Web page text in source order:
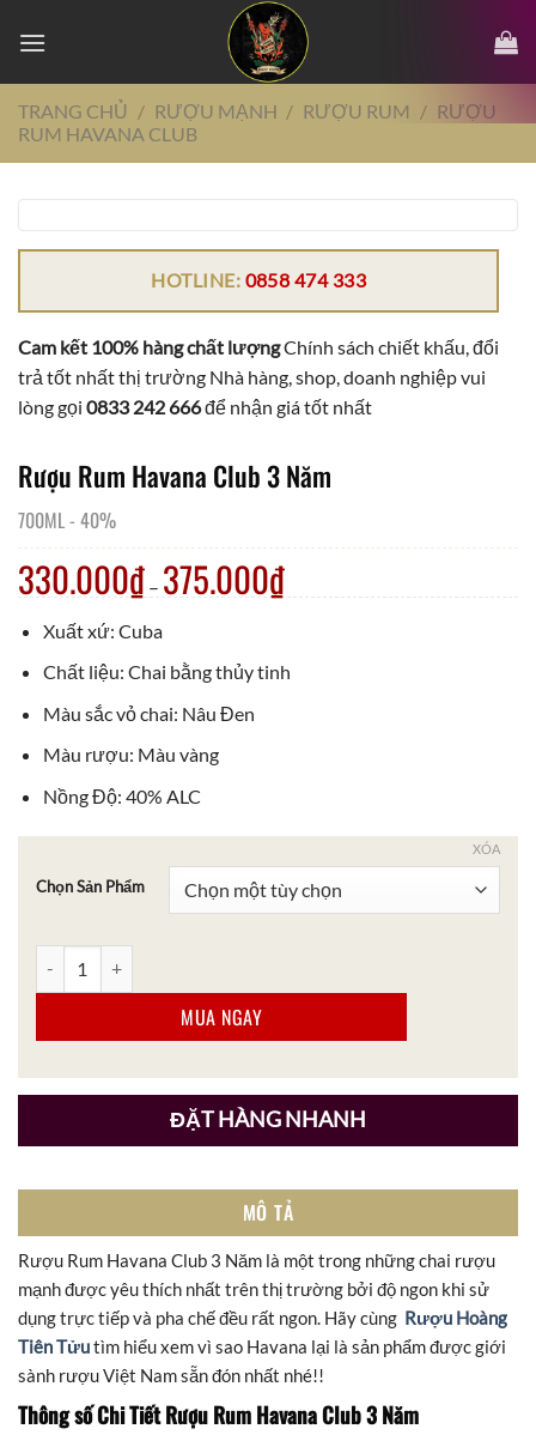
đến
dungTRANG CHỦ / RƯỢU MẠNH / RƯỢU RUM / RƯỢU
RUM HAVANA CLUB
HOTLINE: 0858 474 333
Cam kết 100% hàng chất lượngChính sách chiết khấu, đổi
trả tốt nhất thị trường Nhà hàng, shop, doanh nghiệp vui
lòng gọi 0833 242 666để nhận giá tốt nhất
Rượu Rum Havana Club 3 Năm
700ML- 40%
330.000₫ – 375.000₫
Xuất xứ: Cuba
Chất liệu: Chai bằng thủy tinh
Màu sắc vỏ chai: Nâu Đen
Màu rượu: Màu vàng
Nồng Độ: 40% ALC
Chọn Sản Phẩm
XÓA
MUA NGAY
ĐẶT HÀNG NHANH
MÔ TẢ
Rượu Rum Havana Club 3 Năm là một trong những chai rượu
mạnh được yêu thích nhất trên thị trường bởi độ ngon khi sử
dụng trực tiếp và pha chế đều rất ngon. Hãy cùng Rượu Hoàng
Tiên Tửutìm hiểu xem vì sao Havana lại là sản phẩm được giới
sành rượu Việt Nam sẵn đón nhất nhé!!
Thông số Chi Tiết Rượu Rum Havana Club 3 Năm